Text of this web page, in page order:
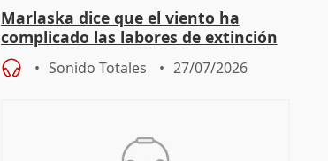
Marlaska dice que el viento ha
complicado las labores de extinción
durante la madrugada
Sonido Totales 27/07/2026